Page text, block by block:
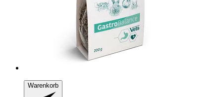
Warenkorb